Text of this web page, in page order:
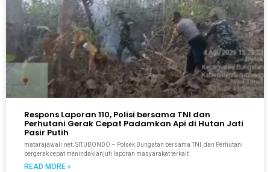
Respons Laporan 110, Polisi bersama TNI dan
Perhutani Gerak Cepat Padamkan Api di Hutan Jati
Pasir Putih
matarajawali.net; SITUBONDO – Polsek Bungatan bersama TNI, dan Perhutani
bergerak cepat menindaklanjuti laporan masyarakat terkait
READ MORE »